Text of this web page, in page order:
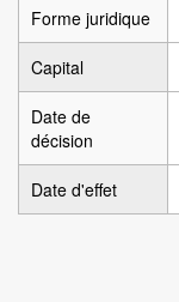
Forme juridique
Capital
Date de
décision
Date d'effet